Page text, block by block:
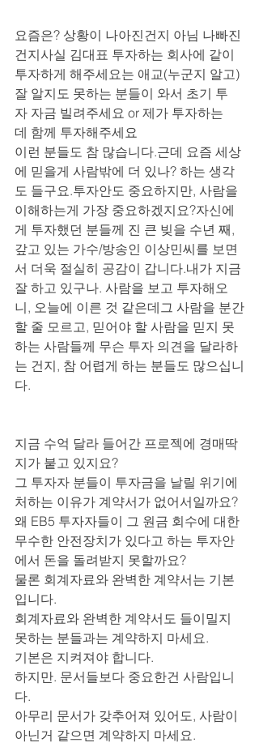
요즘은? 상황이 나아진건지 아님 나빠진
건지사실 김대표 투자하는 회사에 같이
투자하게 해주세요는 애교(누군지 알고)
잘 알지도 못하는 분들이 와서 초기 투
자 자금 빌려주세요 or 제가 투자하는
데 함께 투자해주세요
이런 분들도 참 많습니다.근데 요즘 세상
에 믿을게 사람밖에 더 있나? 하는 생각
도 들구요.투자안도 중요하지만, 사람을
이해하는게 가장 중요하겠지요?자신에
게 투자했던 분들께 진 큰 빚을 수년 째,
갚고 있는 가수/방송인 이상민씨를 보면
서 더욱 절실히 공감이 갑니다.내가 지금
잘 하고 있구나. 사람을 보고 투자해오
니, 오늘에 이른 것 같은데그 사람을 분간
할 줄 모르고, 믿어야 할 사람을 믿지 못
하는 사람들께 무슨 투자 의견을 달라하
는 건지, 참 어렵게 하는 분들도 많으십니
다.
지금 수억 달라 들어간 프로젝에 경매딱
지가 붙고 있지요?
그 투자자 분들이 투자금을 날릴 위기에
처하는 이유가 계약서가 없어서일까요?
왜 EB5 투자자들이 그 원금 회수에 대한
무수한 안전장치가 있다고 하는 투자안
에서 돈을 돌려받지 못할까요?
물론 회계자료와 완벽한 계약서는 기본
입니다.
회계자료와 완벽한 계약서도 들이밀지
못하는 분들과는 계약하지 마세요.
기본은 지켜져야 합니다.
하지만. 문서들보다 중요한건 사람입니
다.
아무리 문서가 갖추어져 있어도, 사람이
아닌거 같으면 계약하지 마세요.